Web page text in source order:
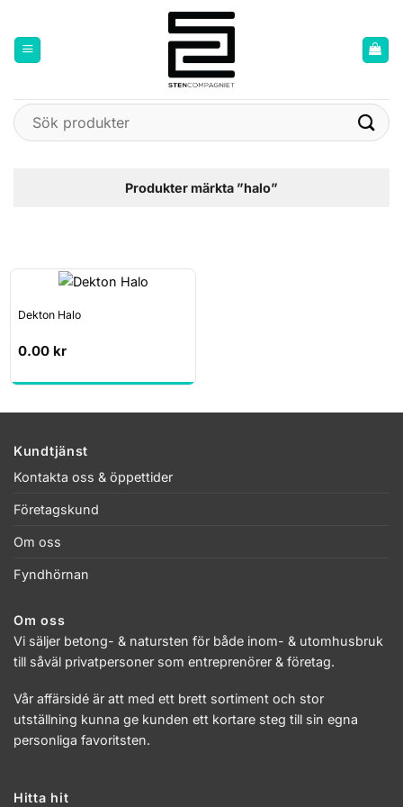
content
Sök
efter:
Produkter märkta ”halo”
Dekton Halo
0.00 kr
Kundtjänst
Kontakta oss & öppettider
Företagskund
Om oss
Fyndhörnan
Om oss
Vi säljer betong- & natursten för både inom- & utomhusbruk
till såväl privatpersoner som entreprenörer & företag.
Vår affärsidé är att med ett brett sortiment och stor
utställning kunna ge kunden ett kortare steg till sin egna
personliga favoritsten.
Hitta hit